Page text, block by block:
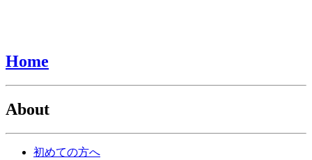
Home
About
初めての方へ